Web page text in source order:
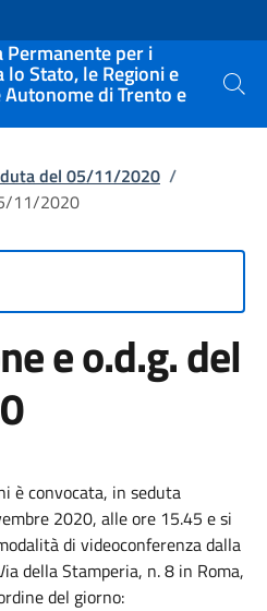
Permanente per i
Stato, le Regioni e
di Trento e Cerca
del 05/11/2020 /
11/2020
e o.d.g. del
è convocata, in seduta
2020, alle ore 15.45 e si
di videoconferenza dalla
della Stamperia, n. 8 in Roma,
del giorno: